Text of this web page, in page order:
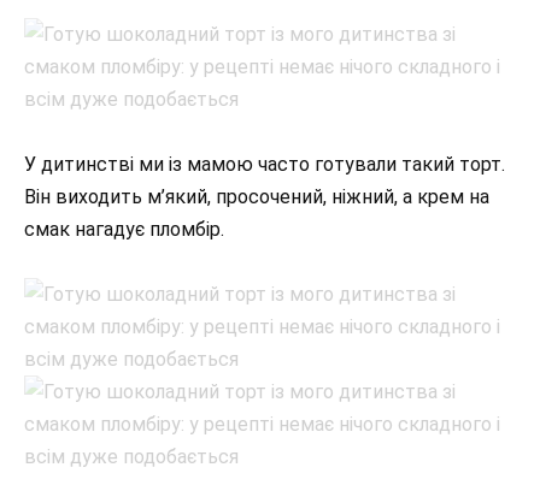
У дитинстві ми із мамою часто готували такий торт.
Він виходить м’який, просочений, ніжний, а крем на
смак нагадує пломбір.